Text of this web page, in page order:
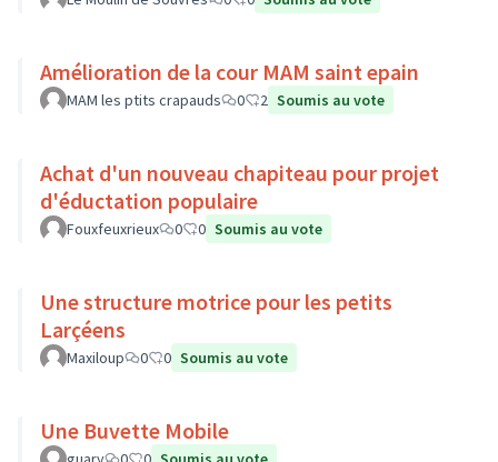
Amélioration de la cour MAM saint epain
MAM les ptits crapauds 0 2 Soumis au vote
Achat d'un nouveau chapiteau pour projet
d'éductation populaire
Fouxfeuxrieux 0 0 Soumis au vote
Une structure motrice pour les petits
Larçéens
Maxiloup 0 0 Soumis au vote
Une Buvette Mobile